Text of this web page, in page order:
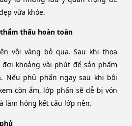
vừa khỏe.
thấu hoàn toàn
vội vàng bỏ qua. Sau khi thoa
khoảng vài phút để sản phẩm
Nếu phủ phấn ngay sau khi bôi
còn ẩm, lớp phấn sẽ dễ bị vón
làm hỏng kết cấu lớp nền.